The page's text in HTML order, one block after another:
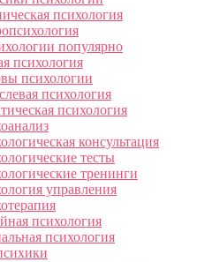
психология
популярно
психология
психологии
психология
психология
консультация
тесты
тренинги
управления
психология
психология